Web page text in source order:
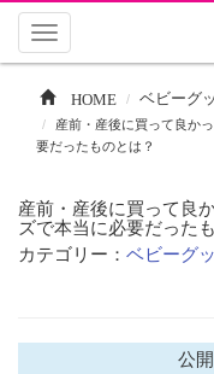
Toggle
HOME ベビーグ
産前・産後に買って良か
要だったものとは？
産前・産後に買って良
ズで本当に必要だった
カテゴリー： ベビーグ
公